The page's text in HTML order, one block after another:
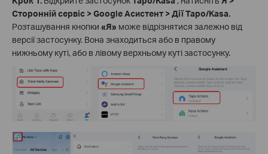
Сторонній сервіс > Google Асистент > Дії Tapo/Kasa.
Розташування кнопки «Я» може відрізнятися залежно від
версії застосунку. Вона знаходиться або в правому
нижньому куті, або в лівому верхньому куті застосунку.